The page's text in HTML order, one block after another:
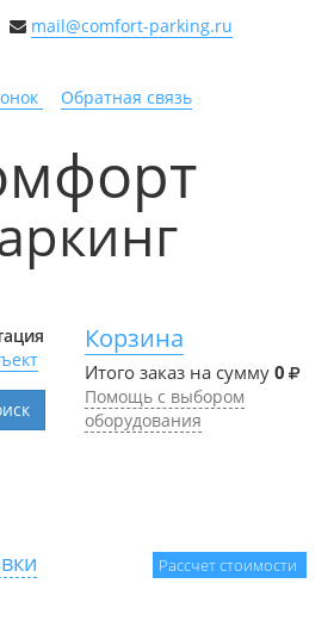
mail@comfort-parking.ru
Обратная связь
Корзина
Итого заказ на сумму 0
Помощь с выбором
оборудования
Рассчет стоимости